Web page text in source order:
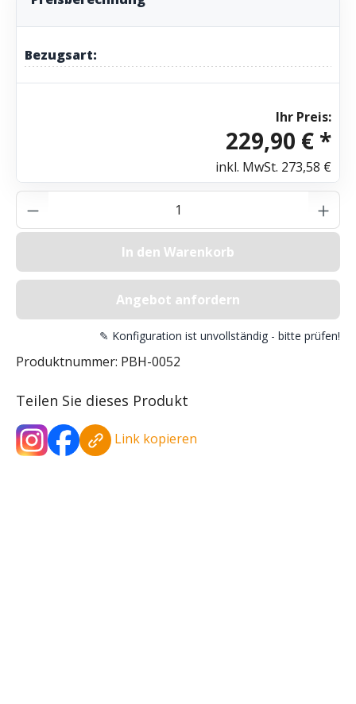
Bezugsart:
Ihr Preis:
229,90 € *
inkl. MwSt. 273,58 €
Produkt Anzahl: Gib den gewünschten
In den Warenkorb
Angebot anfordern
✎ Konfiguration ist unvollständig - bitte prüfen!
Produktnummer: PBH-0052
Teilen Sie dieses Produkt
Link kopieren